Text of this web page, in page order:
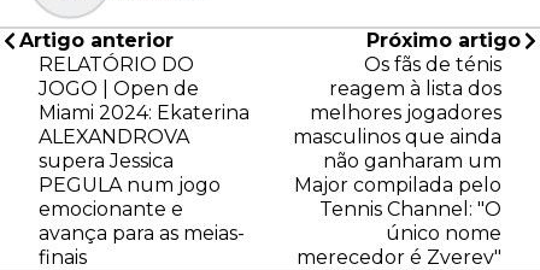
Artigo anterior
RELATÓRIO DO
JOGO | Open de
Miami 2024: Ekaterina
ALEXANDROVA
supera Jessica
PEGULA num jogo
emocionante e
avança para as meias-
finais
Próximo artigo
Os fãs de ténis
reagem à lista dos
melhores jogadores
masculinos que ainda
não ganharam um
Major compilada pelo
Tennis Channel: "O
único nome
merecedor é Zverev"